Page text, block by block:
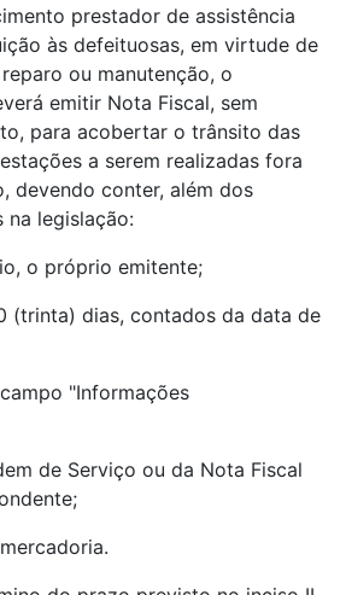
prestador de assistência
às defeituosas, em virtude de
ou manutenção, o
emitir Nota Fiscal, sem
para acobertar o trânsito das
a serem realizadas fora
devendo conter, além dos
na legislação:
o próprio emitente;
(trinta) dias, contados da data de
"Informações
de Serviço ou da Nota Fiscal